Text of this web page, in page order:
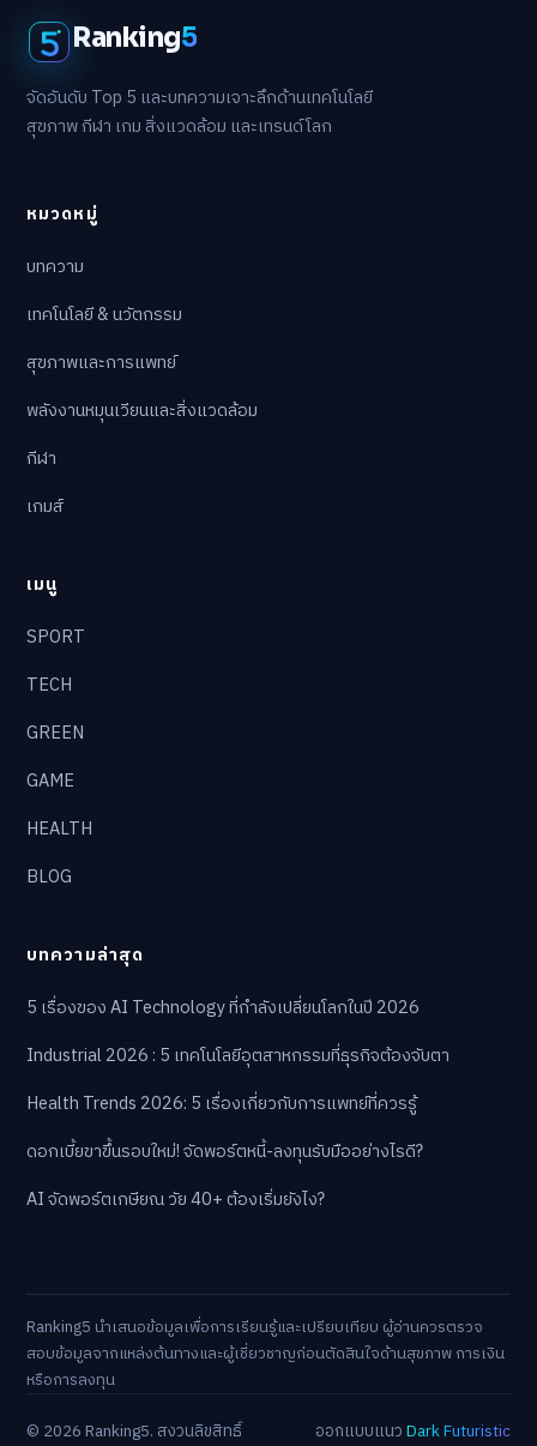
Ranking5
จัดอันดับ Top 5 และบทความเจาะลึกด้านเทคโนโลยี
สุขภาพ กีฬา เกม สิ่งแวดล้อม และเทรนด์โลก
หมวดหมู่
บทความ
เทคโนโลยี & นวัตกรรม
สุขภาพและการแพทย์
พลังงานหมุนเวียนและสิ่งแวดล้อม
กีฬา
เกมส์
เมนู
SPORT
TECH
GREEN
GAME
HEALTH
BLOG
บทความล่าสุด
5 เรื่องของ AI Technology ที่กำลังเปลี่ยนโลกในปี 2026
Industrial 2026 : 5 เทคโนโลยีอุตสาหกรรมที่ธุรกิจต้องจับตา
Health Trends 2026: 5 เรื่องเกี่ยวกับการแพทย์ที่ควรรู้
ดอกเบี้ยขาขึ้นรอบใหม่! จัดพอร์ตหนี้-ลงทุนรับมืออย่างไรดี?
AI จัดพอร์ตเกษียณ วัย 40+ ต้องเริ่มยังไง?
Ranking5 นำเสนอข้อมูลเพื่อการเรียนรู้และเปรียบเทียบ ผู้อ่านควรตรวจ
สอบข้อมูลจากแหล่งต้นทางและผู้เชี่ยวชาญก่อนตัดสินใจด้านสุขภาพ การเงิน
หรือการลงทุน
© 2026 Ranking5. สงวนลิขสิทธิ์
ออกแบบแนวDark Futuristic